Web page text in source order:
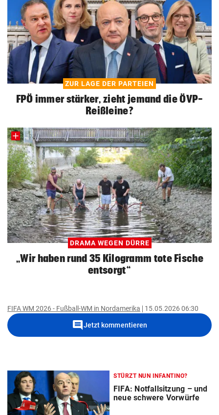
ZUR LAGE DER PARTEIEN
FPÖ immer stärker, zieht jemand die ÖVP-
Reißleine?
DRAMA WEGEN DÜRRE
„Wir haben rund 35 Kilogramm tote Fische
entsorgt“
FIFA WM 2026 - Fußball-WM in Nordamerika 15.05.2026 06:30
commentJetzt kommentieren
STÜRZT NUN INFANTINO?
FIFA: Notfallsitzung – und
neue schwere Vorwürfe